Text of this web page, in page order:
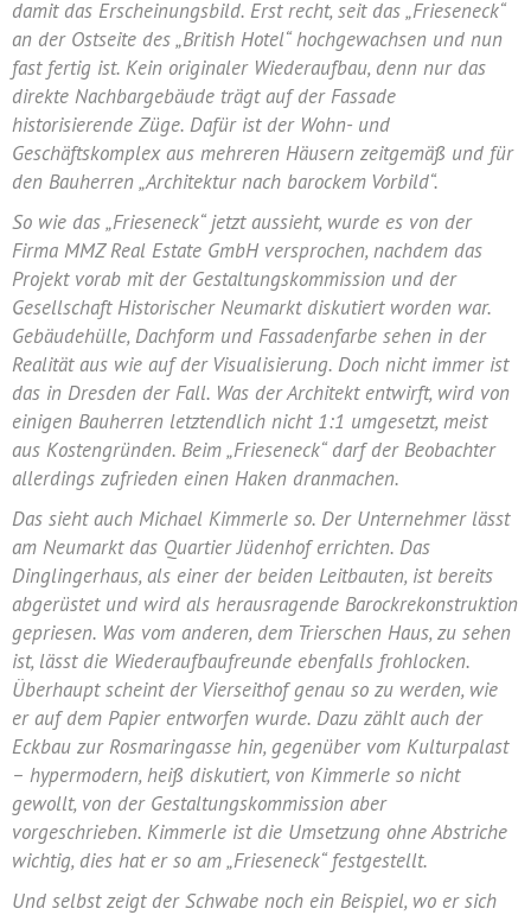
damit das Erscheinungsbild. Erst recht, seit das „Frieseneck“
an der Ostseite des „British Hotel“ hochgewachsen und nun
fast fertig ist. Kein originaler Wiederaufbau, denn nur das
direkte Nachbargebäude trägt auf der Fassade
historisierende Züge. Dafür ist der Wohn- und
Geschäftskomplex aus mehreren Häusern zeitgemäß und für
den Bauherren „Architektur nach barockem Vorbild“.
So wie das „Frieseneck“ jetzt aussieht, wurde es von der
Firma MMZ Real Estate GmbH versprochen, nachdem das
Projekt vorab mit der Gestaltungskommission und der
Gesellschaft Historischer Neumarkt diskutiert worden war.
Gebäudehülle, Dachform und Fassadenfarbe sehen in der
Realität aus wie auf der Visualisierung. Doch nicht immer ist
das in Dresden der Fall. Was der Architekt entwirft, wird von
einigen Bauherren letztendlich nicht 1:1 umgesetzt, meist
aus Kostengründen. Beim „Frieseneck“ darf der Beobachter
allerdings zufrieden einen Haken dranmachen.
Das sieht auch Michael Kimmerle so. Der Unternehmer lässt
am Neumarkt das Quartier Jüdenhof errichten. Das
Dinglingerhaus, als einer der beiden Leitbauten, ist bereits
abgerüstet und wird als herausragende Barockrekonstruktion
gepriesen. Was vom anderen, dem Trierschen Haus, zu sehen
ist, lässt die Wiederaufbaufreunde ebenfalls frohlocken.
Überhaupt scheint der Vierseithof genau so zu werden, wie
er auf dem Papier entworfen wurde. Dazu zählt auch der
Eckbau zur Rosmaringasse hin, gegenüber vom Kulturpalast
– hypermodern, heiß diskutiert, von Kimmerle so nicht
gewollt, von der Gestaltungskommission aber
vorgeschrieben. Kimmerle ist die Umsetzung ohne Abstriche
wichtig, dies hat er so am „Frieseneck“ festgestellt.
Und selbst zeigt der Schwabe noch ein Beispiel, wo er sich